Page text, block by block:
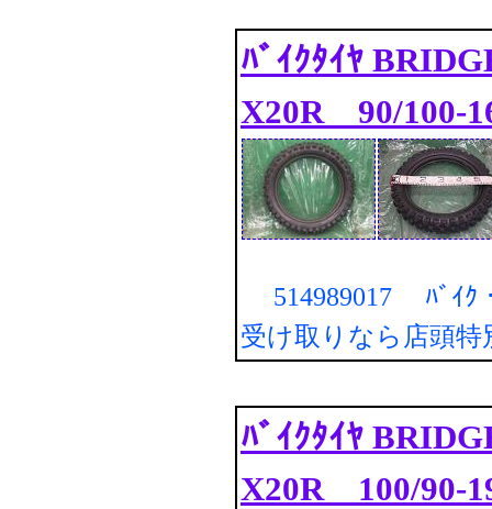
ﾊﾞｲｸﾀｲﾔ
X20R 90/100-
514989017 ﾊﾞｲｸ
受け取りなら店頭特
ﾊﾞｲｸﾀｲﾔ
X20R 100/90-